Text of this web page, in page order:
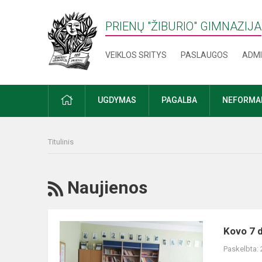
PRIENŲ "ŽIBURIO" GIMNAZIJA
VEIKLOS SRITYS PASLAUGOS
PRADŽIAUGDYMAS PAGALBA
Titulinis
RSS
Naujienos
7
dieną
Kovo 7
Paskelbta: